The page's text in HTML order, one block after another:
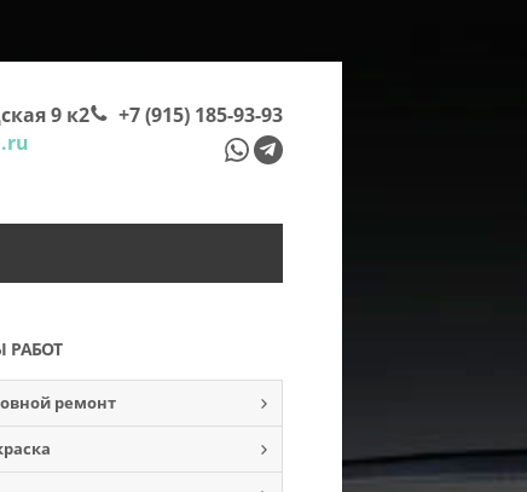
+7 (915) 185-93-93
9 к2
РАБОТ
ремонт